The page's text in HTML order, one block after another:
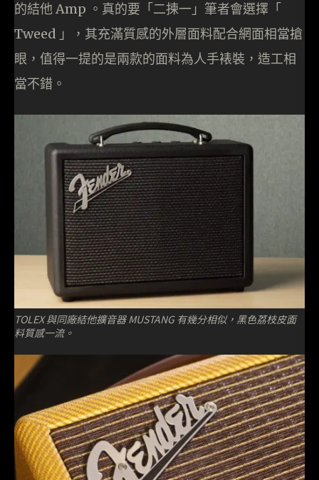
的結他 Amp 。真的要「二揀一」筆者會選擇「
Tweed 」，其充滿質感的外層面料配合網面相當搶
眼，值得一提的是兩款的面料為人手裱裝，造工相
當不錯。
TOLEX 與同廠結他擴音器 MUSTANG 有幾分相似，黑色荔枝皮面
料質感一流。